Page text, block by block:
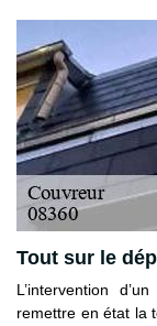
Tout sur le
L’intervention
remettre en état la